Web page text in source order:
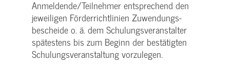
Anmeldende/­Teilnehmer entsprechend den
jeweiligen Förderrichtlinien Zuwendungs­
bescheide o. ä. dem Schulungs­veranstalter
spätestens bis zum Beginn der bestätigten
Schulungs­veranstaltung vorzulegen.